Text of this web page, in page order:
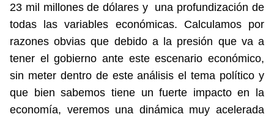
23 mil millones de dólares y una profundización de
todas las variables económicas. Calculamos por
razones obvias que debido a la presión que va a
tener el gobierno ante este escenario económico,
sin meter dentro de este análisis el tema político y
que bien sabemos tiene un fuerte impacto en la
economía, veremos una dinámica muy acelerada